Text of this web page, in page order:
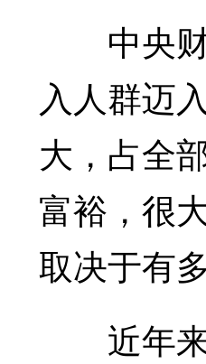
中央财
入人群迈
大，占全
富裕，很
取决于有
近年来